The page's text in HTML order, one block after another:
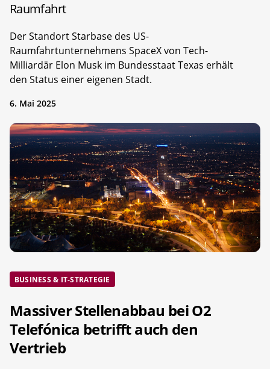
Raumfahrt
Der Standort Starbase des US-
Raumfahrtunternehmens SpaceX von Tech-
Milliardär Elon Musk im Bundesstaat Texas erhält
den Status einer eigenen Stadt.
6. Mai 2025
BUSINESS & IT-STRATEGIE
Massiver Stellenabbau bei O2
Telefónica betrifft auch den
Vertrieb